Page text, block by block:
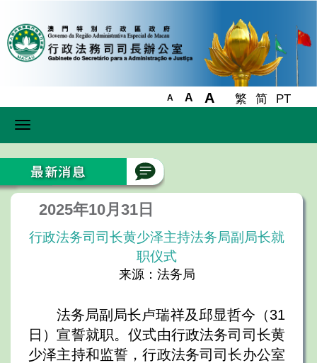
A A A 繁 简 PT
Toggle
2025年10月31日
行政法务司司长黄少泽主持法务局副局长就
职仪式
来源：法务局
法务局副局长卢瑞祥及邱显哲今（31
日）宣誓就职。仪式由行政法务司司长黄
少泽主持和监誓，行政法务司司长办公室